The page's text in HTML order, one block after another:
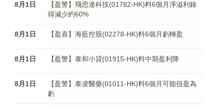
8月1日
【盈警】飛思達科技(01782-HK)料6個月淨溢利錄
得減少約60%
8月1日 【盈喜】海藍控股(02278-HK)料6個月虧轉盈
8月1日 【盈警】泰和小貸(01915-HK)料中期盈利降
8月1日
【盈警】泰凌醫藥(01011-HK)料6個月可能扭盈為
虧